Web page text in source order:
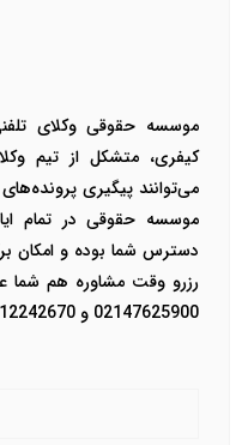
موسسه حقوقی وکلای
کیفری، متشکل از تیم
می‌توانند پیگیری
دسترس شما بوده و امکان
رزرو وقت مشاوره هم شما
02147625900 و 09212242670 تماس بگیرید.